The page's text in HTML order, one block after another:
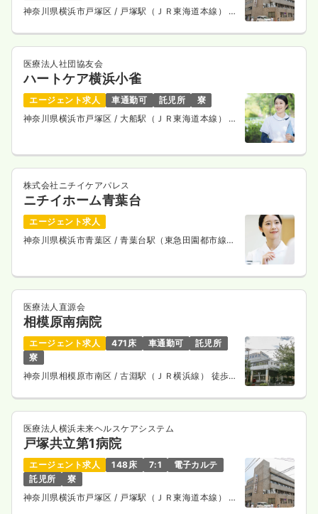
神奈川県横浜市戸塚区/ 戸塚駅（ＪＲ東海道本線） 徒
医療法人社団協友会
ハートケア横浜小雀
エージェント求人 車通勤可 託児所
寮
神奈川県横浜市戸塚区/ 大船駅（ＪＲ東海道本線） バ
株式会社ニチイケアパレス
ニチイホーム青葉台
エージェント求人
神奈川県横浜市青葉区/ 青葉台駅（東急田園都市線）
医療法人直源会
相模原南病院
エージェント求人 471床 車通勤可
託児所
寮
神奈川県相模原市南区/ 古淵駅（ＪＲ横浜線） 徒歩12
医療法人横浜未来ヘルスケアシステム
戸塚共立第1病院
エージェント求人 148床 7:1
電子カルテ
託児所
寮
神奈川県横浜市戸塚区/ 戸塚駅（ＪＲ東海道本線） 徒